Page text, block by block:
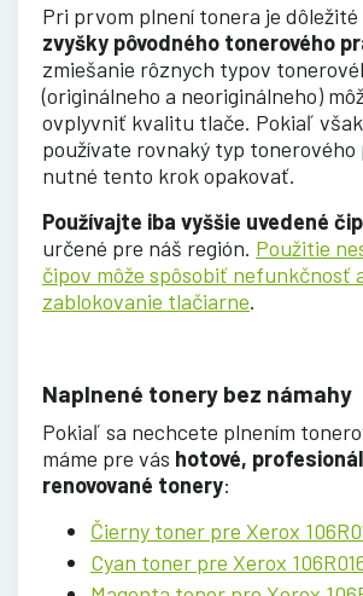
Pri prvom plnení tonera je dôležité
zvyšky pôvodného tonerového
zmiešanie rôznych typov
(originálneho a neoriginálneho)
ovplyvniť kvalitu tlače. Pokiaľ
používate rovnaký typ tonerového
nutné tento krok opakovať.
Používajte iba vyššie uvedené
určené pre náš región. Použitie
čipov môže spôsobiť nefunkčnosť
zablokovanie tlačiarne.
Naplnené tonery bez námahy
Pokiaľ sa nechcete plnením
máme pre vás hotové,
renovované tonery:
Čierny toner pre Xerox
Cyan toner pre Xerox